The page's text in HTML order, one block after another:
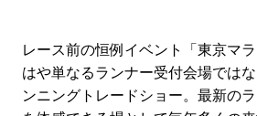
レース前の恒例イベント「東京マ
はや単なるランナー受付会場では
ンニングトレードショー。最新の